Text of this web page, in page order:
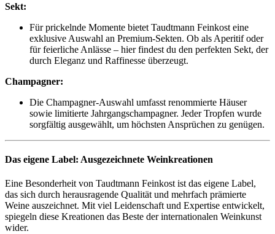
Sekt:
Für prickelnde Momente bietet Taudtmann Feinkost eine
exklusive Auswahl an Premium-Sekten. Ob als Aperitif oder
für feierliche Anlässe – hier findest du den perfekten Sekt, der
durch Eleganz und Raffinesse überzeugt.
Champagner:
Die Champagner-Auswahl umfasst renommierte Häuser
sowie limitierte Jahrgangschampagner. Jeder Tropfen wurde
sorgfältig ausgewählt, um höchsten Ansprüchen zu genügen.
Das eigene Label: Ausgezeichnete Weinkreationen
Eine Besonderheit von Taudtmann Feinkost ist das eigene Label,
das sich durch herausragende Qualität und mehrfach prämierte
Weine auszeichnet. Mit viel Leidenschaft und Expertise entwickelt,
spiegeln diese Kreationen das Beste der internationalen Weinkunst
wider.